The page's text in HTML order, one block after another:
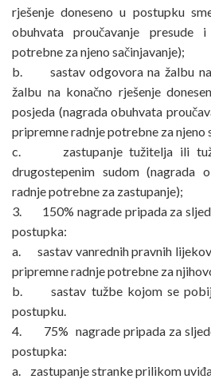
rješenje doneseno u postupku
obuhvata proučavanje presude
potrebne za njeno sačinjavanje);
b. sastav odgovora na žalbu na
žalbu na konačno rješenje
posjeda (nagrada obuhvata
pripremne radnje potrebne za njeno
c. zastupanje tužitelja ili
drugostepenim sudom (nagrada
radnje potrebne za zastupanje);
3. 150% nagrade pripada za
postupka:
a. sastav vanrednih pravnih
pripremne radnje potrebne za
b. sastav tužbe kojom se
postupku.
4. 75% nagrade pripada za
postupka:
a. zastupanje stranke prilikom